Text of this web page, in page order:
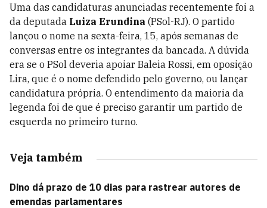
Uma das candidaturas anunciadas recentemente foi a
da deputada Luiza Erundina (PSol-RJ). O partido
lançou o nome na sexta-feira, 15, após semanas de
conversas entre os integrantes da bancada. A dúvida
era se o PSol deveria apoiar Baleia Rossi, em oposição
Lira, que é o nome defendido pelo governo, ou lançar
candidatura própria. O entendimento da maioria da
legenda foi de que é preciso garantir um partido de
esquerda no primeiro turno.
Veja também
Dino dá prazo de 10 dias para rastrear autores de
emendas parlamentares